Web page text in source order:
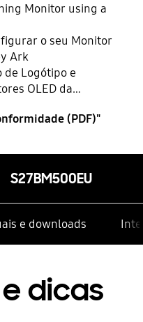
Monitor using a
o seu Monitor
Ark
de Logótipo e
OLED da
(PDF)"
S27BM500EU
e downloads
dicas